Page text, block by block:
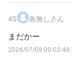
45. 名無しさん
まだかー
2024/07/09 00:02:46